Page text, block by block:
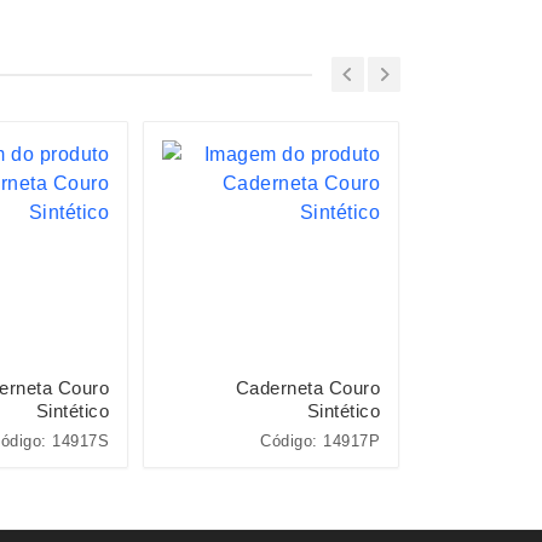
Couro
Sintético
14917S
Caderneta Couro
Sintético
Código: 14917P